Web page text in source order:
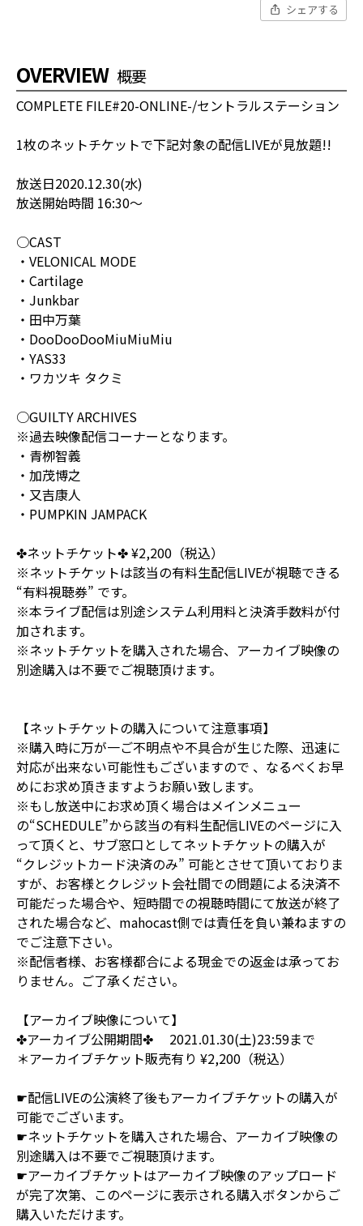
シェアする
OVERVIEW 概要
COMPLETE FILE#20-ONLINE-/セントラルステーション
1枚のネットチケットで下記対象の配信LIVEが見放題!!
放送日2020.12.30(水)
放送開始時間 16:30〜
○CAST
・VELONICAL MODE
・Cartilage
・Junkbar
・田中万葉
・DooDooDooMiuMiuMiu
・YAS33
・ワカツキ タクミ
○GUILTY ARCHIVES
※過去映像配信コーナーとなります。
・青栁智義
・加茂博之
・又吉康人
・PUMPKIN JAMPACK
✤ネットチケット✤ ¥2,200（税込）
※ネットチケットは該当の有料生配信LIVEが視聴できる
“有料視聴券” です。
※本ライブ配信は別途システム利用料と決済手数料が付
加されます。
※ネットチケットを購入された場合、アーカイブ映像の
別途購入は不要でご視聴頂けます。
【ネットチケットの購入について注意事項】
※購入時に万が一ご不明点や不具合が生じた際、迅速に
対応が出来ない可能性もございますので 、なるべくお早
めにお求め頂きますようお願い致します。
※もし放送中にお求め頂く場合はメインメニュー
の“SCHEDULE”から該当の有料生配信LIVEのページに入
って頂くと、サブ窓口としてネットチケットの購入が
“クレジットカード決済のみ” 可能とさせて頂いておりま
すが、お客様とクレジット会社間での問題による決済不
可能だった場合や、短時間での視聴時間にて放送が終了
された場合など、mahocast側では責任を負い兼ねますの
でご注意下さい。
※配信者様、お客様都合による現金での返金は承ってお
りません。ご了承ください。
【アーカイブ映像について】
✤アーカイブ公開期間✤ 2021.01.30(土)23:59まで
＊アーカイブチケット販売有り ¥2,200（税込）
☛配信LIVEの公演終了後もアーカイブチケットの購入が
可能でございます。
☛ネットチケットを購入された場合、アーカイブ映像の
別途購入は不要でご視聴頂けます。
☛アーカイブチケットはアーカイブ映像のアップロード
が完了次第、このページに表示される購入ボタンからご
購入いただけます。